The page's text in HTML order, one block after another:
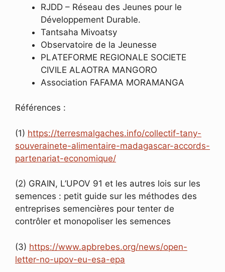
RJDD – Réseau des Jeunes pour le
Développement Durable.
Tantsaha Mivoatsy
Observatoire de la Jeunesse
PLATEFORME REGIONALE SOCIETE
CIVILE ALAOTRA MANGORO
Association FAFAMA MORAMANGA
Références :
(1) https://terresmalgaches.info/collectif-tany-
souverainete-alimentaire-madagascar-accords-
partenariat-economique/
(2) GRAIN, L’UPOV 91 et les autres lois sur les
semences : petit guide sur les méthodes des
entreprises semencières pour tenter de
contrôler et monopoliser les semences
(3) https://www.apbrebes.org/news/open-
letter-no-upov-eu-esa-epa